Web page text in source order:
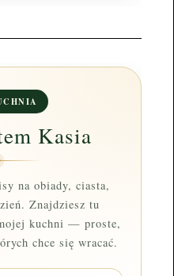
Kasia
na obiady, ciasta,
Znajdziesz tu
kuchni — proste,
chce się wracać.